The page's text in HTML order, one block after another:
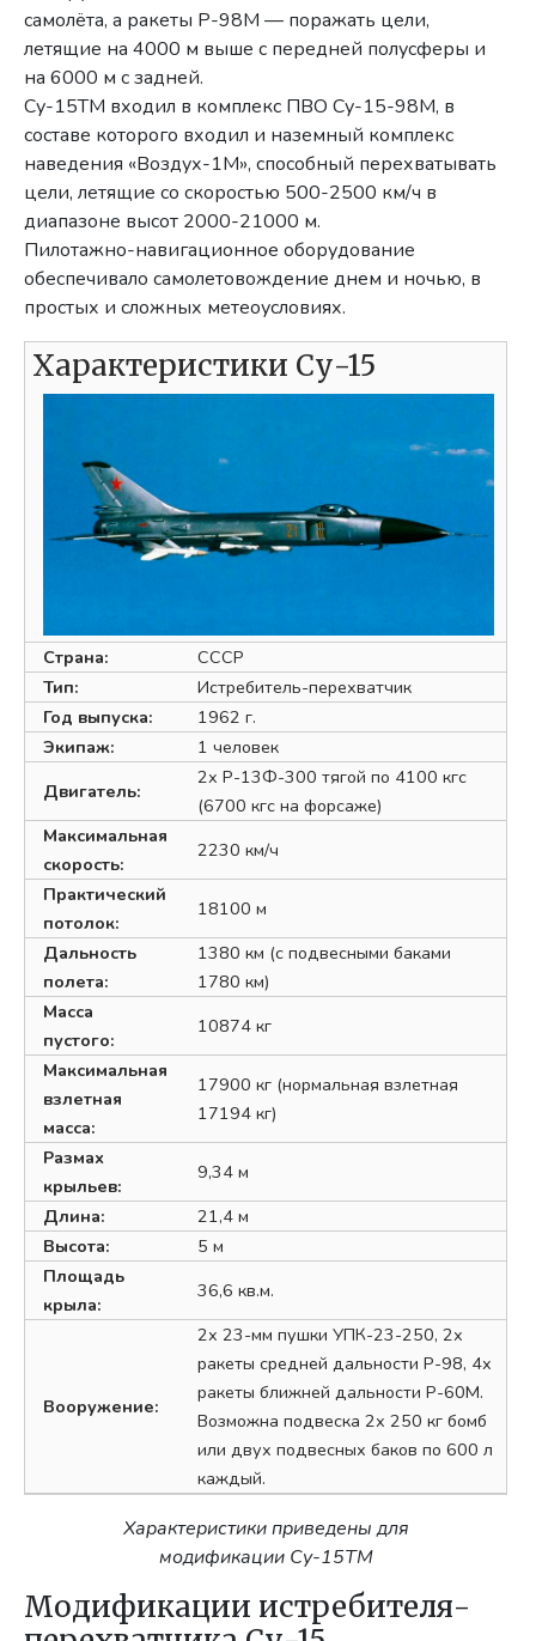
самолёта, а ракеты Р-98М — поражать цели,
летящие на 4000 м выше с передней полусферы и
на 6000 м с задней.
Су-15ТМ входил в комплекс ПВО Су-15-98М, в
составе которого входил и наземный комплекс
наведения «Воздух-1М», способный перехватывать
цели, летящие со скоростью 500-2500 км/ч в
диапазоне высот 2000-21000 м.
Пилотажно-навигационное оборудование
обеспечивало самолетовождение днем и ночью, в
простых и сложных метеоусловиях.
Характеристики Су-15
Страна:
СССР
Тип:
Истребитель-перехватчик
Год выпуска:
1962 г.
Экипаж:
1 человек
Двигатель:
2х Р-13Ф-300 тягой по 4100 кгс
(6700 кгс на форсаже)
Максимальная
скорость:
2230 км/ч
Практический
потолок:
18100 м
Дальность
полета:
1380 км (с подвесными баками
1780 км)
Масса
пустого:
10874 кг
Максимальная
взлетная
масса:
17900 кг (нормальная взлетная
17194 кг)
Размах
крыльев:
9,34 м
Длина:
21,4 м
Высота:
5 м
Площадь
крыла:
36,6 кв.м.
Вооружение:
2х 23-мм пушки УПК-23-250, 2х
ракеты средней дальности Р-98, 4х
ракеты ближней дальности Р-60М.
Возможна подвеска 2х 250 кг бомб
или двух подвесных баков по 600 л
каждый.
Характеристики приведены для
модификации Су-15ТМ
Модификации истребителя-